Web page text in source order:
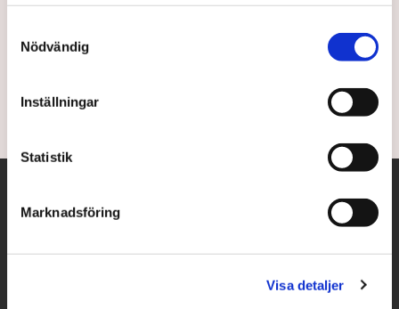
Nödvändig
Inställningar
Statistik
Marknadsföring
Visa detaljer
fastighetsskatt, menar S-debattören Stig-Björn
5 years ago | Av: Redaktionen